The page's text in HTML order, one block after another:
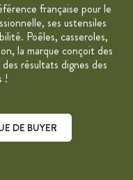
française pour le
ses ustensiles
Poêles, casseroles,
la marque conçoit des
résultats dignes des
!
DE BUYER